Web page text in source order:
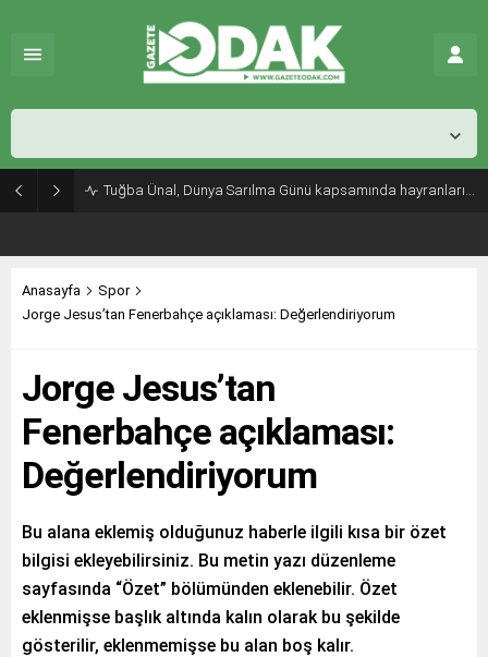
Tuğba Ünal, Dünya Sarılma Günü kapsamında hayranlarıyla buluştu
Anasayfa
Spor
Jorge Jesus’tan Fenerbahçe açıklaması: Değerlendiriyorum
Jorge Jesus’tan
Fenerbahçe açıklaması:
Değerlendiriyorum
Bu alana eklemiş olduğunuz haberle ilgili kısa bir özet
bilgisi ekleyebilirsiniz. Bu metin yazı düzenleme
sayfasında “Özet” bölümünden eklenebilir. Özet
eklenmişse başlık altında kalın olarak bu şekilde
gösterilir, eklenmemişse bu alan boş kalır.